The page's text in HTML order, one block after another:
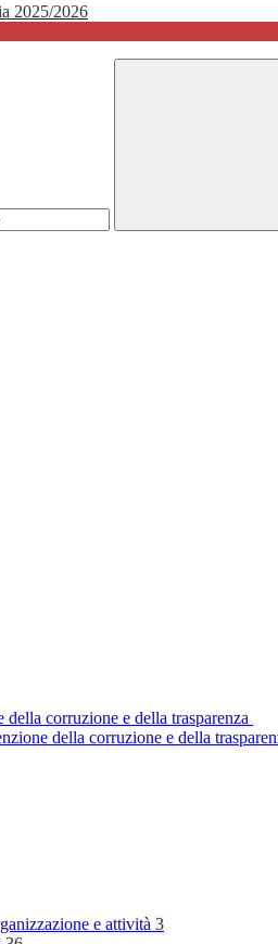
2025/2026
corruzione e della trasparenza
della corruzione e della
e attività 3